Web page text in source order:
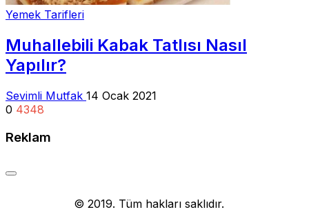
Yemek Tarifleri
Muhallebili Kabak Tatlısı Nasıl
Yapılır?
Sevimli Mutfak 14 Ocak 2021
0 4348
Reklam
© 2019. Tüm hakları saklıdır.